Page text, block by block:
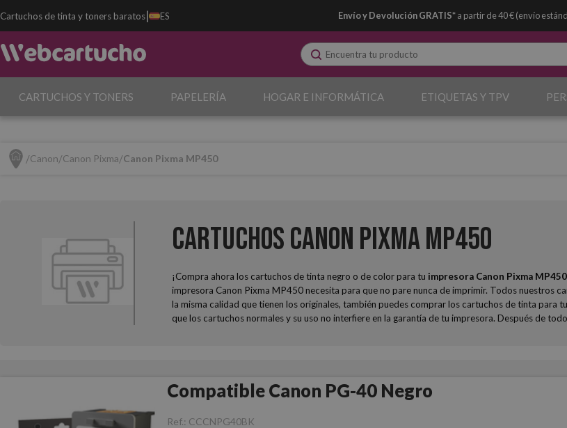
Cartuchos de tinta y toners baratos| ES Envío y Devolución GRATIS*a partir de 40 € (envío
CARTUCHOS Y TONERS PAPELERÍA HOGAR E INFORMÁTICA ETIQUETAS Y TPV
Canon Canon Pixma Canon Pixma MP450
Cartuchos Canon Pixma MP450
¡Compra ahora los cartuchos de tinta negro o de color para tu impresora Canon Pixma MP450
impresora Canon Pixma MP450 necesita para que no pare nunca de imprimir. Todos nuestros
la misma calidad que tienen los originales, también puedes comprar los cartuchos de tinta para
que los cartuchos normales y su uso no interfiere en la garantía de tu impresora. Después de
Compatible Canon PG-40 Negro
Ref.: CCCNPG40BK